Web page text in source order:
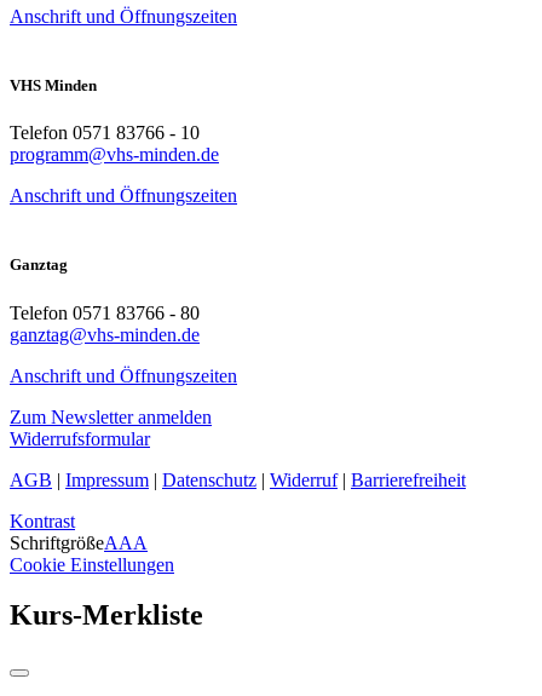
Anschrift und Öffnungszeiten
VHS Minden
Telefon 0571 83766 - 10
programm@vhs-minden.de
Anschrift und Öffnungszeiten
Ganztag
Telefon 0571 83766 - 80
ganztag@vhs-minden.de
Anschrift und Öffnungszeiten
Zum Newsletter anmelden
Widerrufsformular
AGB | Impressum | Datenschutz | Widerruf| Barrierefreiheit
Kontrast
SchriftgrößeAAA
Cookie Einstellungen
Kurs-Merkliste